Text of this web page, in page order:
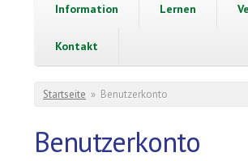
Information Lernen
Kontakt
Sie sind hier
Startseite » Benutzerkonto
Benutzerkonto